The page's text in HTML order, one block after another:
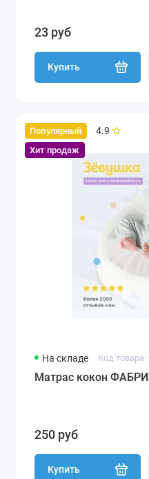
23 руб
Купить
Популярный
Хит продаж
4.9
На складе Код товара:
Матрас кокон
250 руб
Купить